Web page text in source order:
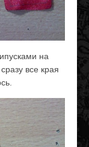
на
все края